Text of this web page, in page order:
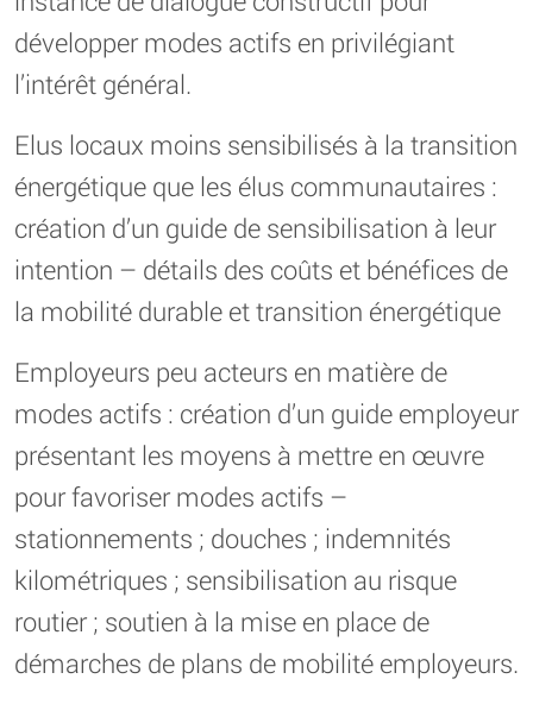
développer modes actifs en privilégiant
l’intérêt général.
Elus locaux moins sensibilisés à la transition
énergétique que les élus communautaires :
création d’un guide de sensibilisation à leur
intention – détails des coûts et bénéfices de
la mobilité durable et transition énergétique
Employeurs peu acteurs en matière de
modes actifs : création d’un guide employeur
présentant les moyens à mettre en œuvre
pour favoriser modes actifs –
stationnements ; douches ; indemnités
kilométriques ; sensibilisation au risque
routier ; soutien à la mise en place de
démarches de plans de mobilité employeurs.